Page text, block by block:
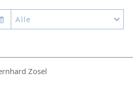
Alle
Zosel